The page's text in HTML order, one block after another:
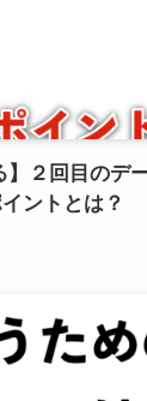
】２回目のデ
ントとは？